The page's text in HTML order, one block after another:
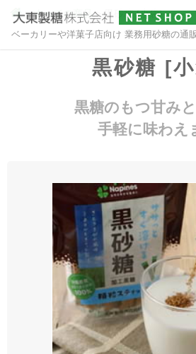
ベーカリーや洋菓子店向け 業務用砂糖の通販
>すべての商品 >黒砂糖 [小袋]
黒砂糖 [
黒糖のもつ甘み
手軽に味わえ